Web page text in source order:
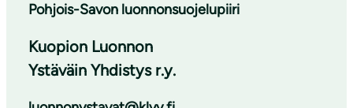
Pohjois-Savon luonnonsuojelupiiri
Kuopion Luonnon
Ystäväin Yhdistys r.y.